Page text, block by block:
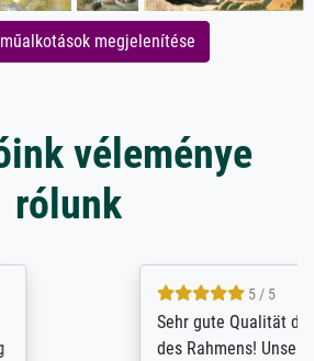
megjelenítése
véleménye
rólunk
des Leinwanddrucks und
Unser Bild wurde sehr